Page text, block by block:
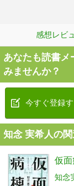
感想レビ
あなたも読書メ
みませんか？
今すぐ登録す
知念 実希人の
仮
知念